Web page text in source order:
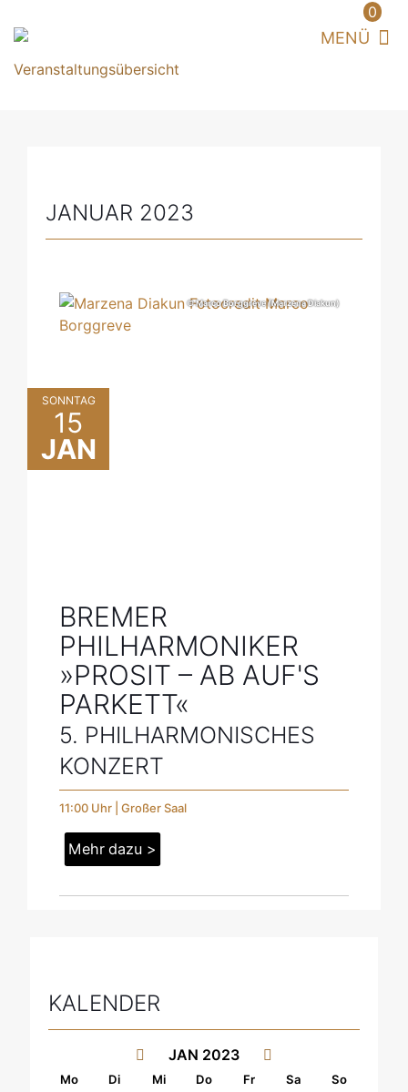
0
JANUAR 2023
SONNTAG
15
JAN
© Marco Borggreve (Marzena Diakun)
BREMER
PHILHARMONIKER
»PROSIT – AB AUF'S
PARKETT«
5. PHILHARMONISCHES
KONZERT
11:00 Uhr | Großer Saal
Mehr dazu >
KALENDER
JAN 2023